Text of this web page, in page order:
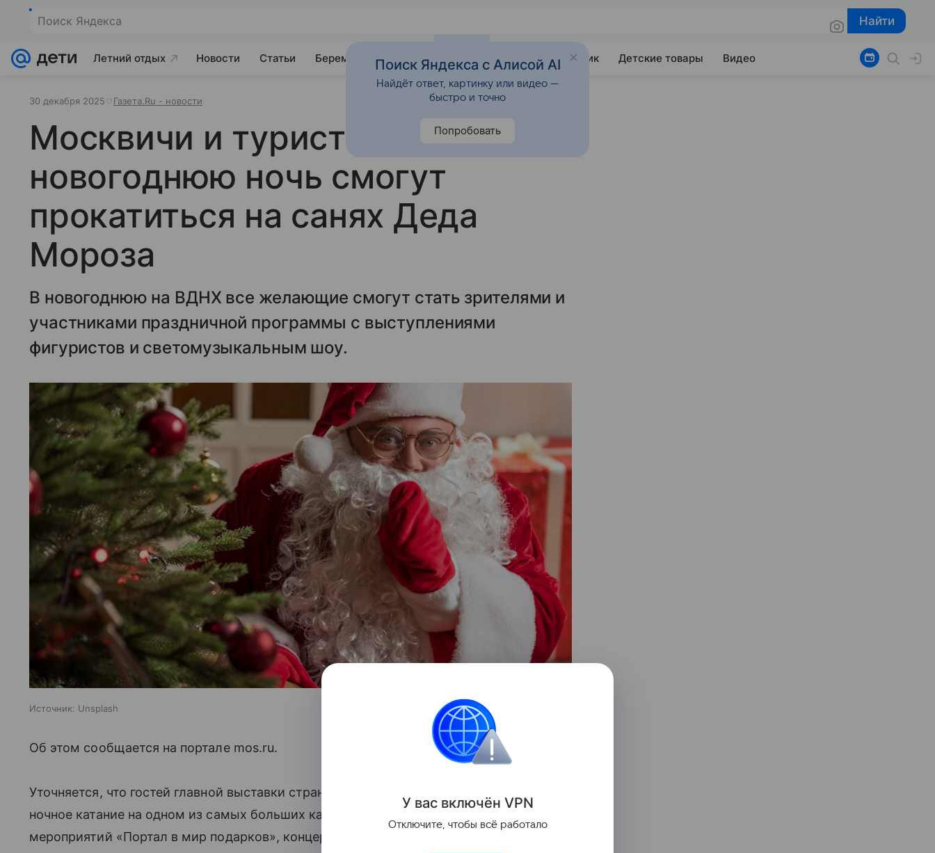
Поиск Яндекса Найти
Найти
Летний отдых Новости Статьи Беременность Развитие Почемучка Учебник Детские товары Видео
30 декабря 2025 Газета.Ru - новости
Москвичи и туристы в
новогоднюю ночь смогут
прокатиться на санях Деда
Мороза
В новогоднюю на ВДНХ все желающие смогут стать зрителями и
участниками праздничной программы с выступлениями
фигуристов и светомузыкальным шоу.
Источник: Unsplash
Об этом сообщается на портале mos.ru.
Уточняется, что гостей главной выставки страны в ночь на 1 января ждет не только
ночное катание на одном из самых больших катков города, но и яркая программа
мероприятий «Портал в мир подарков», концерты, дискотеки, шоу и фотосессии.
У вас включён VPN
Отключите, чтобы всё работало
Поиск Яндекса с Алисой AI
Найдёт ответ, картинку или видео —
быстро и точно
Попробовать